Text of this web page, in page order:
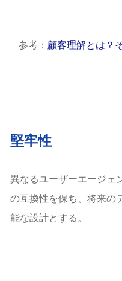
参考： 顧客理解とは？
堅牢性
異なるユーザーエージェ
の互換性を保ち、将来の
能な設計とする。